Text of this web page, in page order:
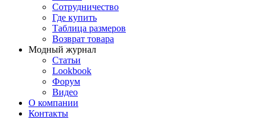
Сотрудничество
Где купить
Таблица размеров
Возврат товара
Модный журнал
Статьи
Lookbook
Форум
Видео
О компании
Контакты